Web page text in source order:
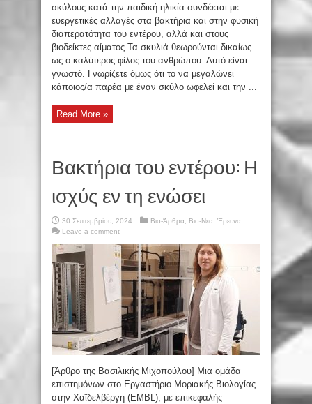
σκύλους κατά την παιδική ηλικία συνδέεται με
ευεργετικές αλλαγές στα βακτήρια και στην φυσική
διαπερατότητα του εντέρου, αλλά και στους
βιοδείκτες αίματος Τα σκυλιά θεωρούνται δικαίως
ως ο καλύτερος φίλος του ανθρώπου. Αυτό είναι
γνωστό. Γνωρίζετε όμως ότι το να μεγαλώνει
κάποιος/α παρέα με έναν σκύλο ωφελεί και την ...
Read More »
Βακτήρια του εντέρου: Η
ισχύς εν τη ενώσει
30 Σεπτεμβρίου, 2024 Βιο-Άρθρα Βιο-Νέα Έρευνα
Leave a comment
[Άρθρο της Βασιλικής Μιχοπούλου] Μια ομάδα
επιστημόνων στο Εργαστήριο Μοριακής Βιολογίας
στην Χαϊδελβέργη (EMBL), με επικεφαλής